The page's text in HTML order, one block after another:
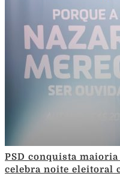
PSD conquista
celebra noite eleitoral